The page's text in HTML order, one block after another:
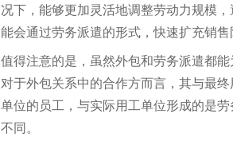
况下，能够更加灵活地调整劳动力规模
能会通过劳务派遣的形式，快速扩充销
值得注意的是，虽然外包和劳务派遣都
对于外包关系中的合作方而言，其与最
单位的员工，与实际用工单位形成的是
不同。